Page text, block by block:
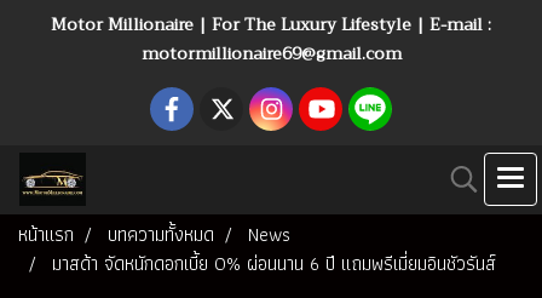
Motor Millionaire | For The Luxury Lifestyle | E-mail :
motormillionaire69@gmail.com
หน้าแรก บทความทั้งหมด
News
มาสด้า จัดหนักดอกเบี้ย 0% ผ่อนนาน 6 ปี แถมพรีเมี่ยมอินชัวรันส์